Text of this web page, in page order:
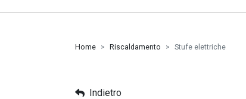
Home Riscaldamento Stufe elettriche
Indietro